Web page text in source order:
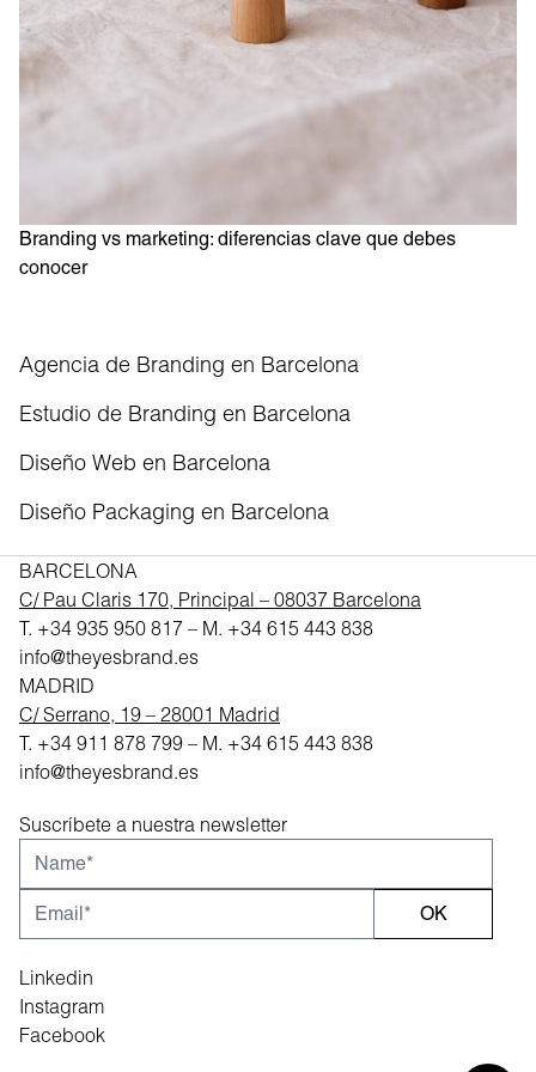
Branding vs marketing: diferencias clave que debes
conocer
Agencia de Branding en Barcelona
Estudio de Branding en Barcelona
Diseño Web en Barcelona
Diseño Packaging en Barcelona
BARCELONA
C/ Pau Claris 170, Principal – 08037 Barcelona
T. +34 935 950 817 – M. +34 615 443 838
info@theyesbrand.es
MADRID
C/ Serrano, 19 – 28001 Madrid
T. +34 911 878 799 – M. +34 615 443 838
info@theyesbrand.es
Suscríbete a nuestra newsletter
OK
Linkedin
Instagram
Facebook